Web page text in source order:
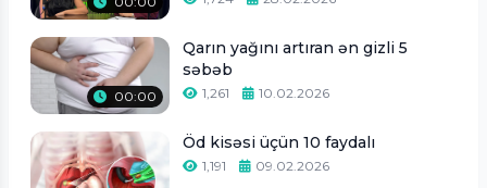
00:00
Qarın yağını artıran ən gizli 5
səbəb
1,261 10.02.2026
Öd kisəsi üçün 10 faydalı
1,191 09.02.2026